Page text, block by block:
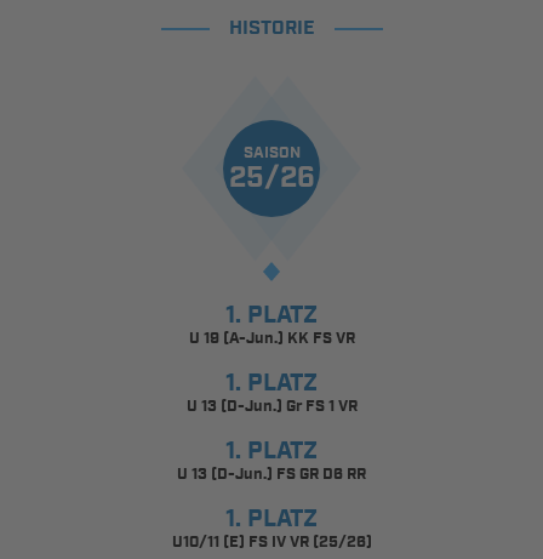
HISTORIE
SAISON
25/26
1. PLATZ
U 19 (A-Jun.) KK FS VR
1. PLATZ
U 13 (D-Jun.) Gr FS 1 VR
1. PLATZ
U 13 (D-Jun.) FS GR D6 RR
1. PLATZ
U10/11 (E) FS IV VR (25/26)